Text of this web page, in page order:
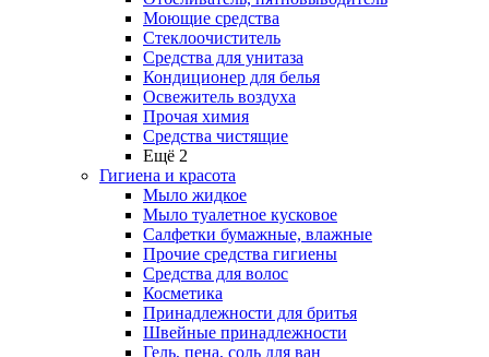
Моющие средства
Стеклоочиститель
Средства для унитаза
Кондиционер для белья
Освежитель воздуха
Прочая химия
Средства чистящие
Ещё 2
Гигиена и красота
Мыло жидкое
Мыло туалетное кусковое
Салфетки бумажные, влажные
Прочие средства гигиены
Средства для волос
Косметика
Принадлежности для бритья
Швейные принадлежности
Гель, пена, соль для ван